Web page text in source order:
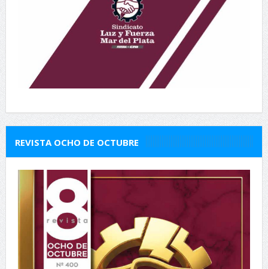
REVISTA OCHO DE OCTUBRE